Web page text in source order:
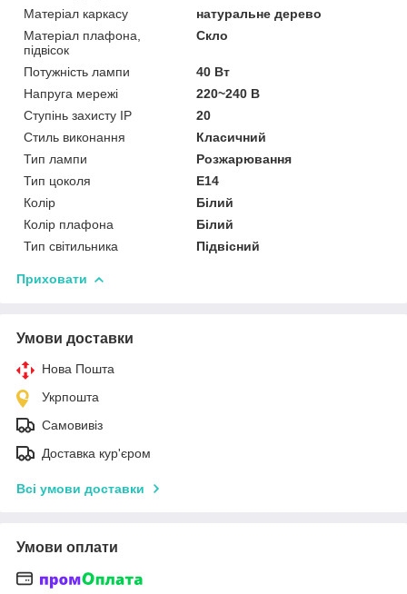
Матеріал каркасу
натуральне дерево
Матеріал плафона,
підвісок
Скло
Потужність лампи
40 Вт
Напруга мережі
220~240 В
Ступінь захисту IP
20
Стиль виконання
Класичний
Тип лампи
Розжарювання
Тип цоколя
E14
Колір
Білий
Колір плафона
Білий
Тип світильника
Підвісний
Приховати
Умови доставки
Нова Пошта
Укрпошта
Самовивіз
Доставка кур'єром
Всі умови доставки
Умови оплати